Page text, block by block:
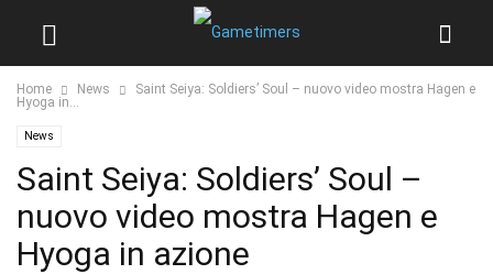
Home News
Saint Seiya: Soldiers’ Soul – nuovo video mostra Hagen e
Hyoga in...
News
Saint Seiya: Soldiers’ Soul –
nuovo video mostra Hagen e
Hyoga in azione